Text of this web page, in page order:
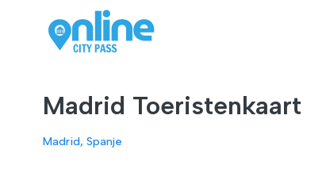
Madrid Toeristenkaart
Madrid, Spanje